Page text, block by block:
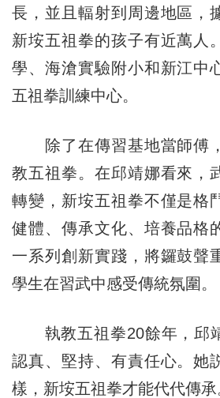
長，並且輻射到周邊地區，
新垵五祖拳的孩子有近萬人
學、海滄實驗附小和新江中
五祖拳訓練中心。
除了在傳習基地當師傅
教五祖拳。在邱靖娜看來，
轉變，新垵五祖拳不僅是格
健體、傳承文化、培養品格
一系列創新實踐，將鑼鼓聲
學生在習武中感受傳統氛圍。
執教五祖拳20餘年，邱靖
認真、堅持、有責任心。她
樣，新垵五祖拳才能代代傳承